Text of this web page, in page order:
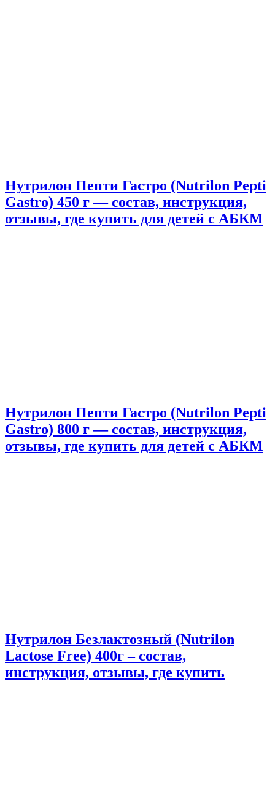
Нутрилон Пепти Гастро (Nutrilon Pepti
Gastro) 450 г — состав, инструкция,
отзывы, где купить для детей с АБКМ
Нутрилон Пепти Гастро (Nutrilon Pepti
Gastro) 800 г — состав, инструкция,
отзывы, где купить для детей с АБКМ
Нутрилон Безлактозный (Nutrilon
Lactose Free) 400г – состав,
инструкция, отзывы, где купить